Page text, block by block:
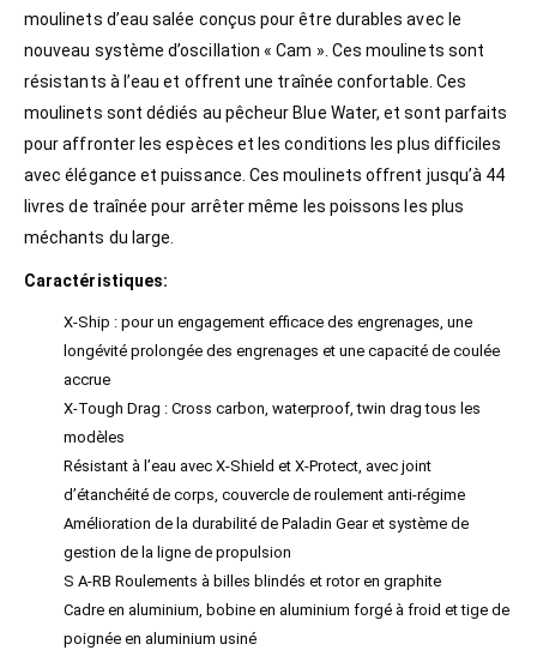
moulinets d’eau salée conçus pour être durables avec le
nouveau système d’oscillation « Cam ». Ces moulinets sont
résistants à l’eau et offrent une traînée confortable. Ces
moulinets sont dédiés au pêcheur Blue Water, et sont parfaits
pour affronter les espèces et les conditions les plus difficiles
avec élégance et puissance. Ces moulinets offrent jusqu’à 44
livres de traînée pour arrêter même les poissons les plus
méchants du large.
Caractéristiques:
X-Ship : pour un engagement efficace des engrenages, une
longévité prolongée des engrenages et une capacité de coulée
accrue
X-Tough Drag : Cross carbon, waterproof, twin drag tous les
modèles
Résistant à l’eau avec X-Shield et X-Protect, avec joint
d’étanchéité de corps, couvercle de roulement anti-régime
Amélioration de la durabilité de Paladin Gear et système de
gestion de la ligne de propulsion
S A-RB Roulements à billes blindés et rotor en graphite
Cadre en aluminium, bobine en aluminium forgé à froid et tige de
poignée en aluminium usiné